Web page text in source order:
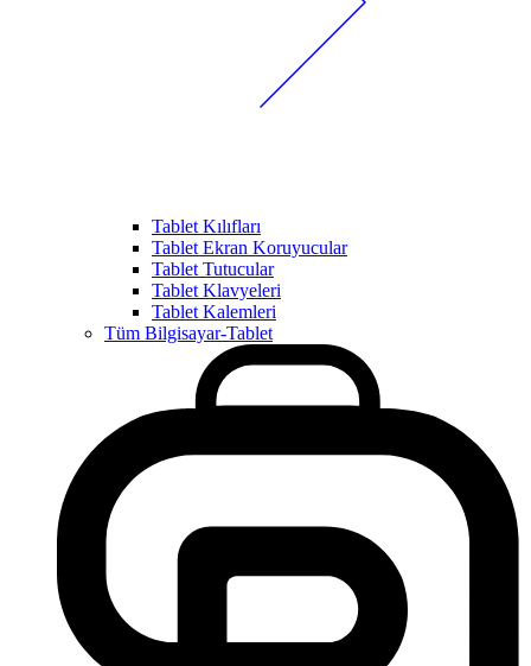
Tablet Kılıfları
Tablet Ekran Koruyucular
Tablet Tutucular
Tablet Klavyeleri
Tablet Kalemleri
Tüm Bilgisayar-Tablet